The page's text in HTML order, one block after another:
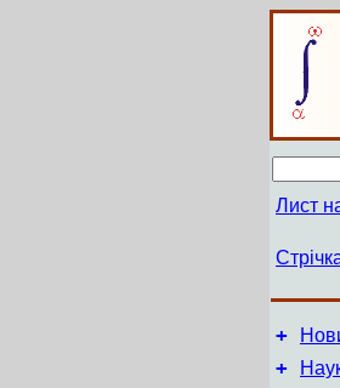
Лист
+
+